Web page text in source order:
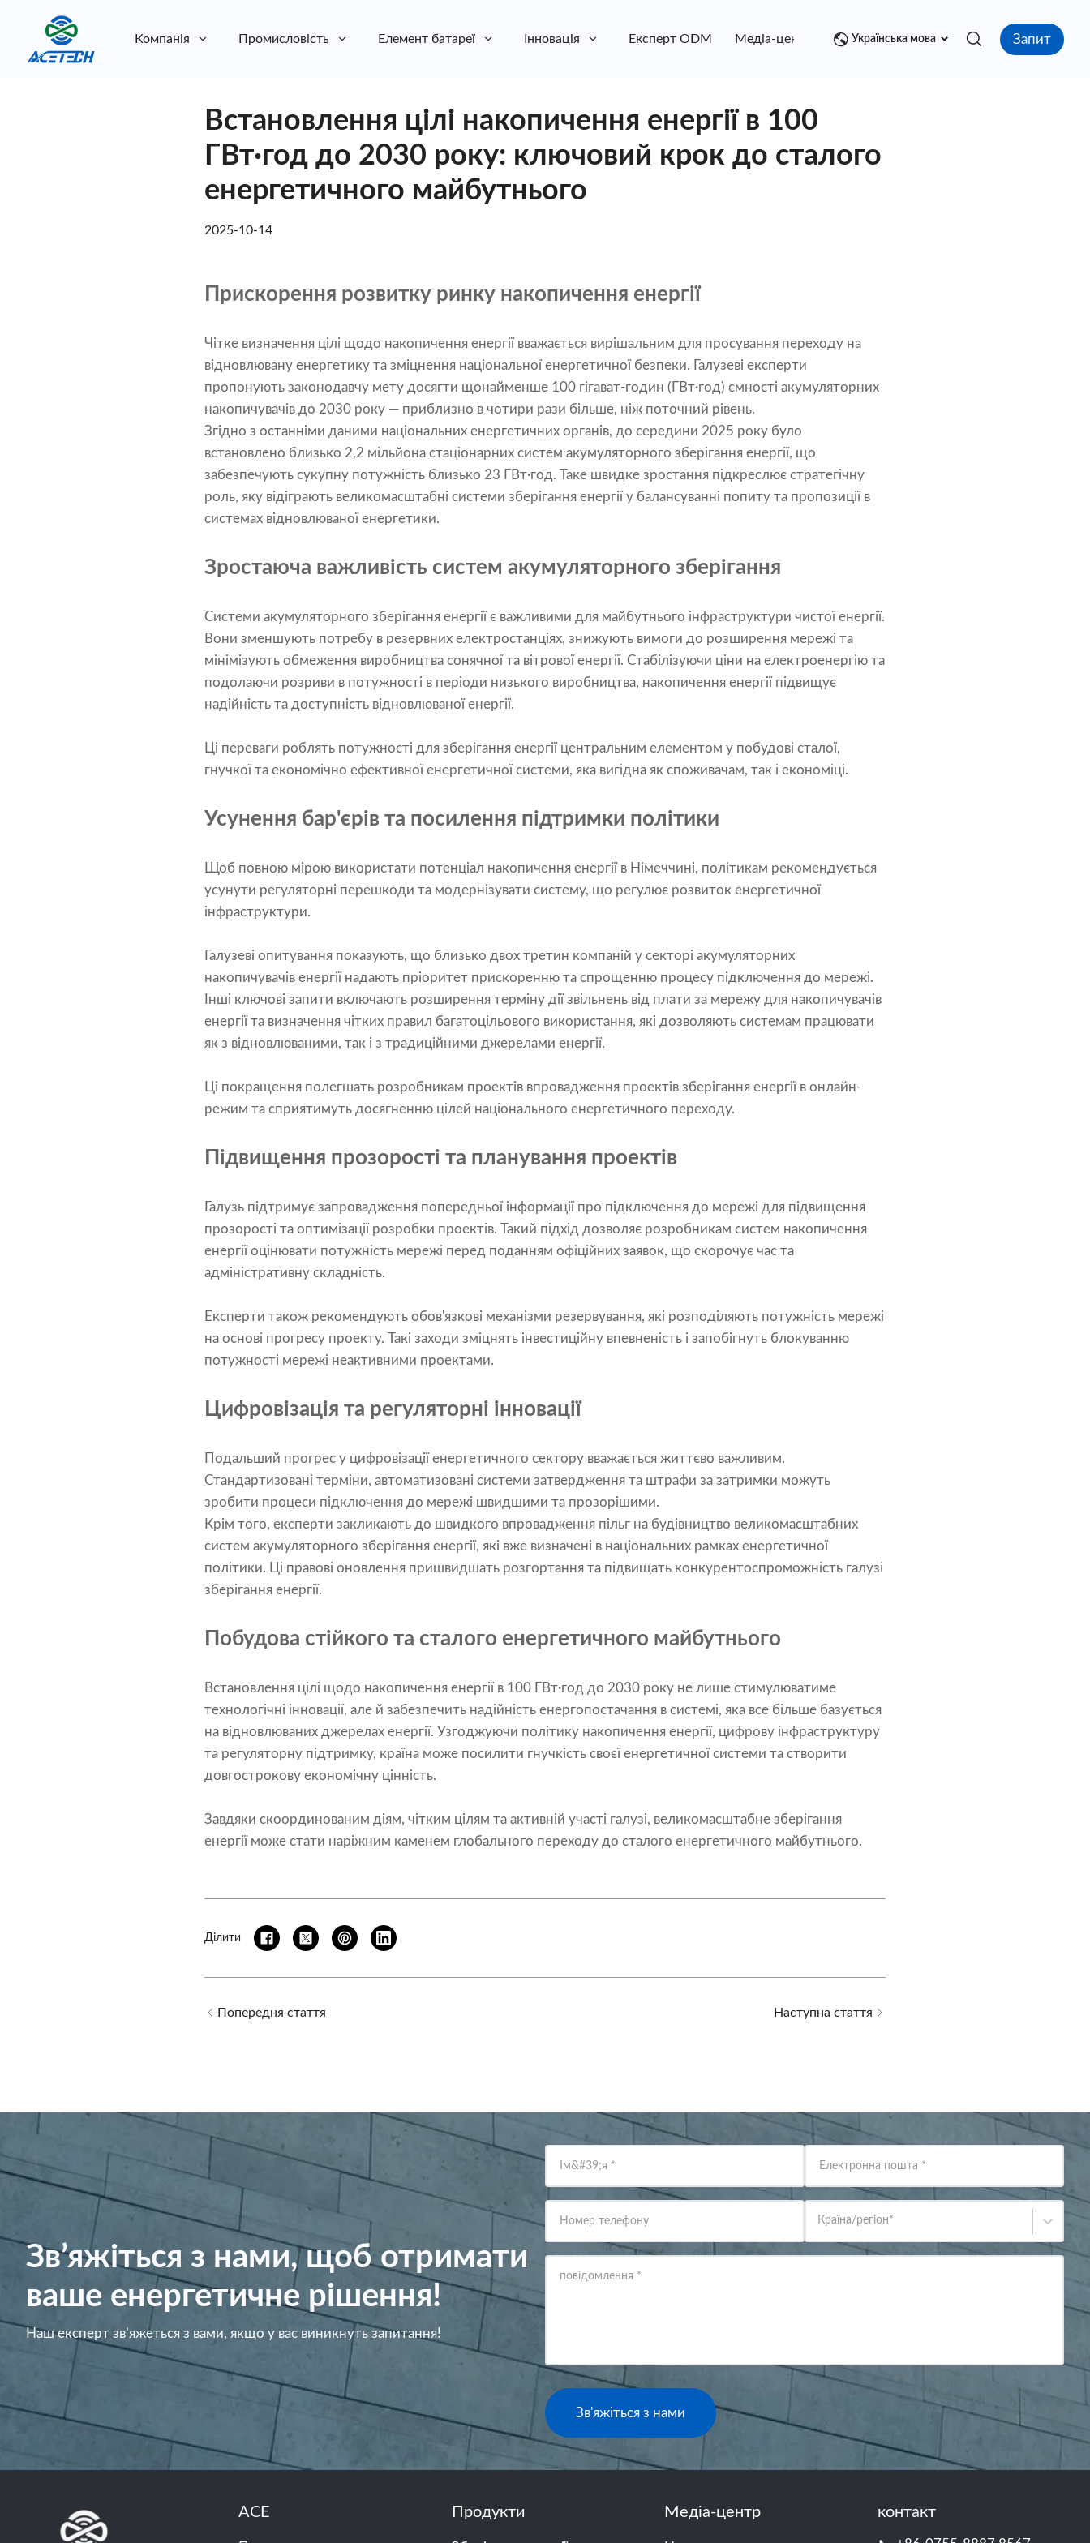
Компанія Промисловість Елемент батареї Інновація Експерт ODM Медіа-центр контакт
Українська мова Запит
Встановлення цілі накопичення енергії в 100
ГВт·год до 2030 року: ключовий крок до сталого
енергетичного майбутнього
2025-10-14
Прискорення розвитку ринку накопичення енергії
Чітке визначення цілі щодо накопичення енергії вважається вирішальним для просування переходу на
відновлювану енергетику та зміцнення національної енергетичної безпеки. Галузеві експерти
пропонують законодавчу мету досягти щонайменше 100 гігават-годин (ГВт·год) ємності акумуляторних
накопичувачів до 2030 року — приблизно в чотири рази більше, ніж поточний рівень.
Згідно з останніми даними національних енергетичних органів, до середини 2025 року було
встановлено близько 2,2 мільйона стаціонарних систем акумуляторного зберігання енергії, що
забезпечують сукупну потужність близько 23 ГВт·год. Таке швидке зростання підкреслює стратегічну
роль, яку відіграють великомасштабні системи зберігання енергії у балансуванні попиту та пропозиції в
системах відновлюваної енергетики.
Зростаюча важливість систем акумуляторного зберігання
Системи акумуляторного зберігання енергії є важливими для майбутнього інфраструктури чистої енергії.
Вони зменшують потребу в резервних електростанціях, знижують вимоги до розширення мережі та
мінімізують обмеження виробництва сонячної та вітрової енергії. Стабілізуючи ціни на електроенергію та
подолаючи розриви в потужності в періоди низького виробництва, накопичення енергії підвищує
надійність та доступність відновлюваної енергії.
Ці переваги роблять потужності для зберігання енергії центральним елементом у побудові сталої,
гнучкої та економічно ефективної енергетичної системи, яка вигідна як споживачам, так і економіці.
Усунення бар'єрів та посилення підтримки політики
Щоб повною мірою використати потенціал накопичення енергії в Німеччині, політикам рекомендується
усунути регуляторні перешкоди та модернізувати систему, що регулює розвиток енергетичної
інфраструктури.
Галузеві опитування показують, що близько двох третин компаній у секторі акумуляторних
накопичувачів енергії надають пріоритет прискоренню та спрощенню процесу підключення до мережі.
Інші ключові запити включають розширення терміну дії звільнень від плати за мережу для накопичувачів
енергії та визначення чітких правил багатоцільового використання, які дозволяють системам працювати
як з відновлюваними, так і з традиційними джерелами енергії.
Ці покращення полегшать розробникам проектів впровадження проектів зберігання енергії в онлайн-
режим та сприятимуть досягненню цілей національного енергетичного переходу.
Підвищення прозорості та планування проектів
Галузь підтримує запровадження попередньої інформації про підключення до мережі для підвищення
прозорості та оптимізації розробки проектів. Такий підхід дозволяє розробникам систем накопичення
енергії оцінювати потужність мережі перед поданням офіційних заявок, що скорочує час та
адміністративну складність.
Експерти також рекомендують обов'язкові механізми резервування, які розподіляють потужність мережі
на основі прогресу проекту. Такі заходи зміцнять інвестиційну впевненість і запобігнуть блокуванню
потужності мережі неактивними проектами.
Цифровізація та регуляторні інновації
Подальший прогрес у цифровізації енергетичного сектору вважається життєво важливим.
Стандартизовані терміни, автоматизовані системи затвердження та штрафи за затримки можуть
зробити процеси підключення до мережі швидшими та прозорішими.
Крім того, експерти закликають до швидкого впровадження пільг на будівництво великомасштабних
систем акумуляторного зберігання енергії, які вже визначені в національних рамках енергетичної
політики. Ці правові оновлення пришвидшать розгортання та підвищать конкурентоспроможність галузі
зберігання енергії.
Побудова стійкого та сталого енергетичного майбутнього
Встановлення цілі щодо накопичення енергії в 100 ГВт·год до 2030 року не лише стимулюватиме
технологічні інновації, але й забезпечить надійність енергопостачання в системі, яка все більше базується
на відновлюваних джерелах енергії. Узгоджуючи політику накопичення енергії, цифрову інфраструктуру
та регуляторну підтримку, країна може посилити гнучкість своєї енергетичної системи та створити
довгострокову економічну цінність.
Завдяки скоординованим діям, чітким цілям та активній участі галузі, великомасштабне зберігання
енергії може стати наріжним каменем глобального переходу до сталого енергетичного майбутнього.
Ділити
Попередня стаття Наступна стаття
Зв’яжіться з нами, щоб отримати
ваше енергетичне рішення!
Наш експерт зв’яжеться з вами, якщо у вас виникнуть запитання!
Ім&#39;я * Електронна пошта *
Номер телефону Країна/регіон*
повідомлення *
Зв'яжіться з нами
ACE Продукти Медіа-центр контакт